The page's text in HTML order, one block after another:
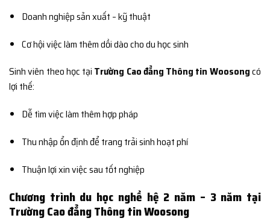
Doanh nghiệp sản xuất – kỹ thuật
Cơ hội việc làm thêm dồi dào cho du học sinh
Sinh viên theo học tại Trường Cao đẳng Thông tin Woosongcó
lợi thế:
Dễ tìm việc làm thêm hợp pháp
Thu nhập ổn định để trang trải sinh hoạt phí
Thuận lợi xin việc sau tốt nghiệp
Chương trình du học nghề hệ 2 năm – 3 năm tại
Trường Cao đẳng Thông tin Woosong